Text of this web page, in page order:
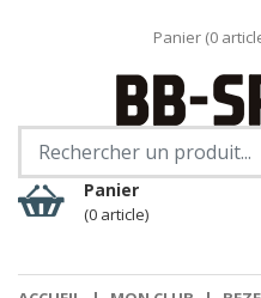
Panier (0
Panier
(0 article)